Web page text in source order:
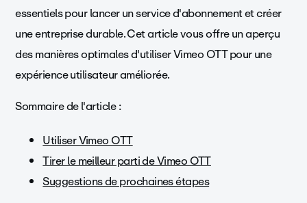
essentiels pour lancer un service d'abonnement et créer
une entreprise durable. Cet article vous offre un aperçu
des manières optimales d'utiliser Vimeo OTT pour une
expérience utilisateur améliorée.
Sommaire de l'article :
Utiliser Vimeo OTT
Tirer le meilleur parti de Vimeo OTT
Suggestions de prochaines étapes